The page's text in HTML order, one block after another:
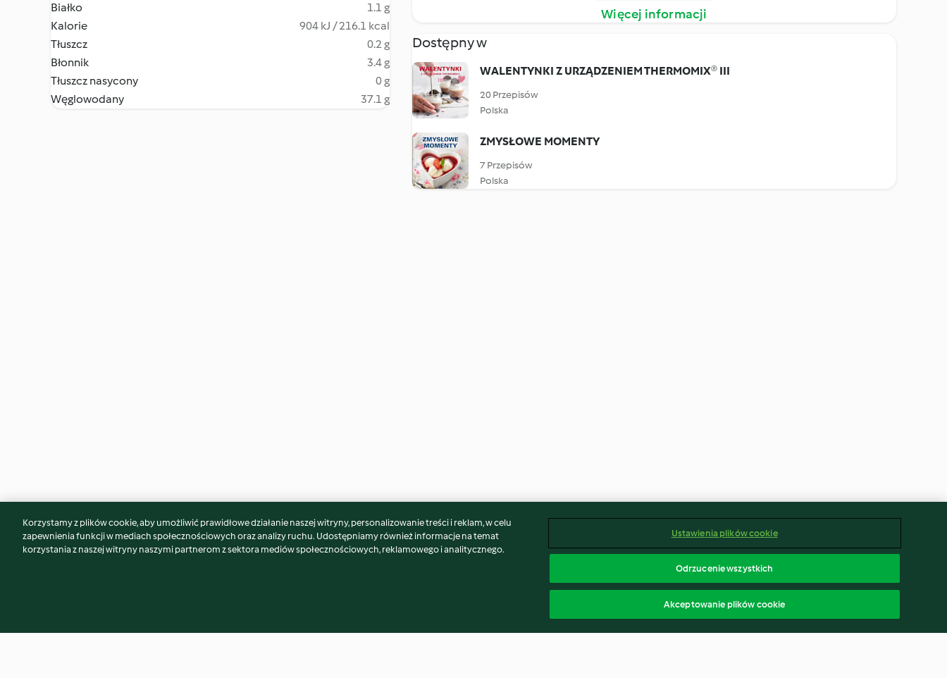
Białko
1.1 g
Kalorie
904 kJ / 216.1 kcal
Tłuszcz
0.2 g
Błonnik
3.4 g
Tłuszcz nasycony
0 g
Węglowodany
37.1 g
Więcej informacji
Dostępny w
WALENTYNKI Z URZĄDZENIEM THERMOMIX® III
20 Przepisów
Polska
ZMYSŁOWE MOMENTY
7 Przepisów
Polska
Może spodoba Ci się również...
Korzystamy z plików cookie, aby umożliwić prawidłowe działanie naszej witryny, personalizowanie treści i reklam, w celu
zapewnienia funkcji w mediach społecznościowych oraz analizy ruchu. Udostępniamy również informacje na temat
korzystania z naszej witryny naszymi partnerom z sektora mediów społecznościowych, reklamowego i analitycznego.
Ustawienia plików cookie
Odrzucenie wszystkich
Akceptowanie plików cookie